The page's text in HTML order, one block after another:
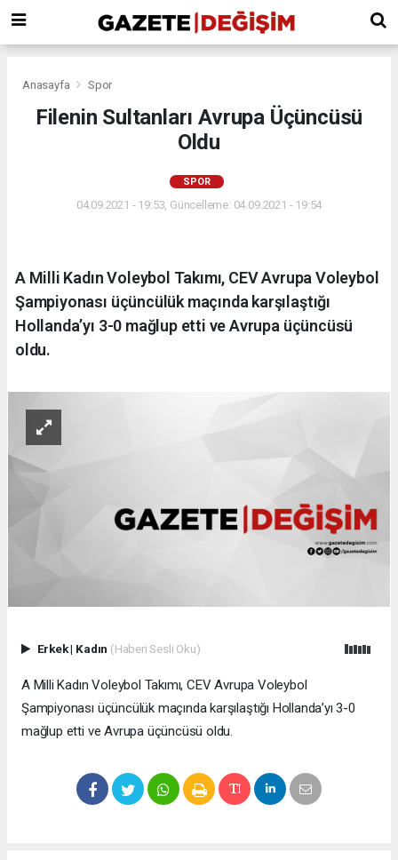
Anasayfa Spor
Filenin Sultanları Avrupa Üçüncüsü
Oldu
SPOR
04.09.2021 - 19:53, Güncelleme: 04.09.2021 - 19:54
A Milli Kadın Voleybol Takımı, CEV Avrupa Voleybol
Şampiyonası üçüncülük maçında karşılaştığı
Hollanda’yı 3-0 mağlup etti ve Avrupa üçüncüsü
oldu.
Erkek| Kadın (Haberi Sesli Oku)
A Milli Kadın Voleybol Takımı, CEV Avrupa Voleybol
Şampiyonası üçüncülük maçında karşılaştığı Hollanda’yı 3-0
mağlup etti ve Avrupa üçüncüsü oldu.